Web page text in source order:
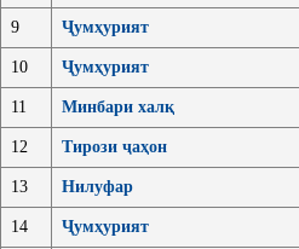
9 Ҷумҳурият
10 Ҷумҳурият
11 Минбари халқ
12 Тирози ҷаҳон
13 Нилуфар
14 Ҷумҳурият